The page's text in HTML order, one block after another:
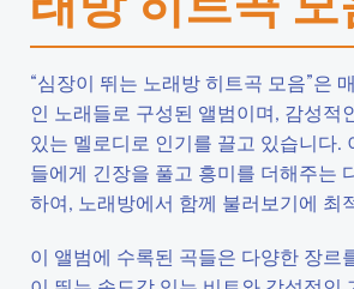
“심장이 뛰는 노래방 히트곡 모음”은
인 노래들로 구성된 앨범이며, 감성적
있는 멜로디로 인기를 끌고 있습니다.
들에게 긴장을 풀고 흥미를 더해주는
하여, 노래방에서 함께 불러보기에 최
이 앨범에 수록된 곡들은 다양한 장르